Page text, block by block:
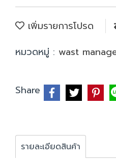
เพิ่มรายการโปรด
หมวดหมู่ : wast
Share
รายละเอียดสินค้า